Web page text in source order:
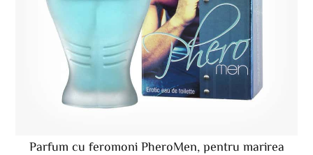
Parfum cu feromoni PheroMen, pentru marirea